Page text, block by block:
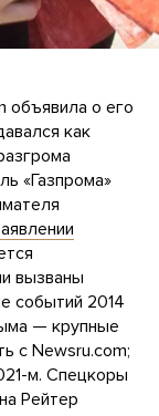
объявила о его
как
«Газпрома»
вызваны
событий 2014
— крупные
с Newsru.com;
м. Спецкоры
Рейтер